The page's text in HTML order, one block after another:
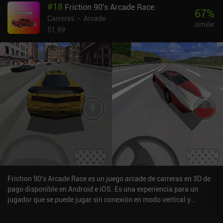
mínimo movimiento en falso nos hace volar por los aires.Cuando
morimos definitivamente, conseguimos gastar nuestra XP en un
enorme árbol de habilidades que nos facilita llegar más lejos la
saltarnos las primeras misiones.El estilo artístico está claramente
inspirado en los juegos de carreras arcade, y encaja a la perfección
con la jugabilidad. Los mapas también tienen un diseño
interesante, con varios atajos complicados. He visto algunas
quejas de que el juego está bloqueado a 30 FPS, pero no afectó
negativamente a mi experiencia.Cuesta acostumbrarse a los
controles, pero me pareció que funcionaban bien una vez que
activé el "freno de mano automático" y empecé a usar los botones
en lugar de las opciones de joystick o inclinación. También es
compatible con mandos Bluetooth.Road Redemption Mobile se
puede probar gratis, con un único iAP de 7,99 $ para desbloquear
la campaña completa y otro modo de juego. Aunque carece del
multijugador que tiene en PC, merece la pena probarlo para
cualquier aficionado a las carreras de combate.
#18 Friction 90's Arcade Race
Carreras
Arcade
$1.99
67%
similar
Friction 90's Arcade Race es un juego arcade de carreras en 3D de
pago disponible en Android e iOS. Es una experiencia para un
jugador que se puede jugar sin conexión en modo vertical y